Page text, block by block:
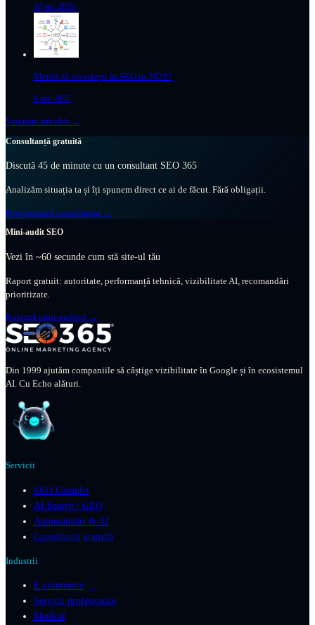
10 ian. 2026
Merită să investești în SEO în 2026?
8 ian. 2026
Vezi toate articolele →
Consultanță gratuită
Discută 45 de minute cu un consultant SEO 365
Analizăm situația ta și îți spunem direct ce ai de făcut. Fără obligații.
Programează consultanța →
Mini-audit SEO
Vezi în ~60 secunde cum stă site-ul tău
Raport gratuit: autoritate, performanță tehnică, vizibilitate AI, recomandări
prioritizate.
Rulează mini-auditul →
Din 1999 ajutăm companiile să câștige vizibilitate în Google și în ecosistemul
AI. Cu Echo alături.
Servicii
SEO Complet
AI Search / GEO
Automatizări & AI
Consultanță gratuită
Industrii
E-commerce
Servicii profesionale
Medical